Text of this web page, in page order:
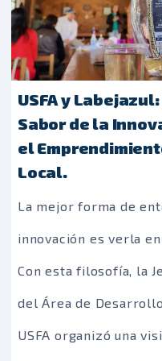
USFA y Labejazul:
Sabor de la
el
Local.
La mejor forma de
innovación es verla en
Con esta filosofía, la
del Área de
USFA organizó una